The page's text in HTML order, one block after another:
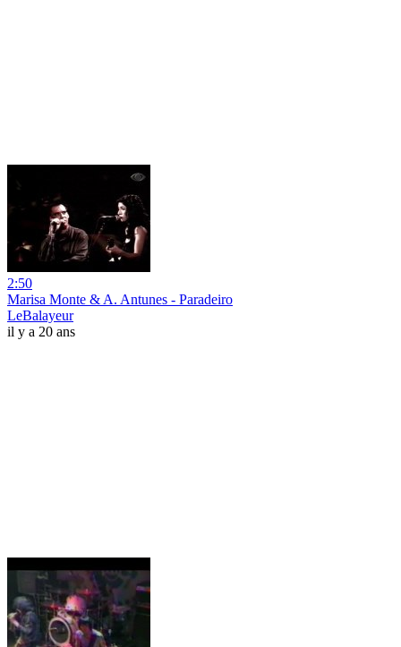
2:50
Marisa Monte & A. Antunes - Paradeiro
LeBalayeur
il y a 20 ans